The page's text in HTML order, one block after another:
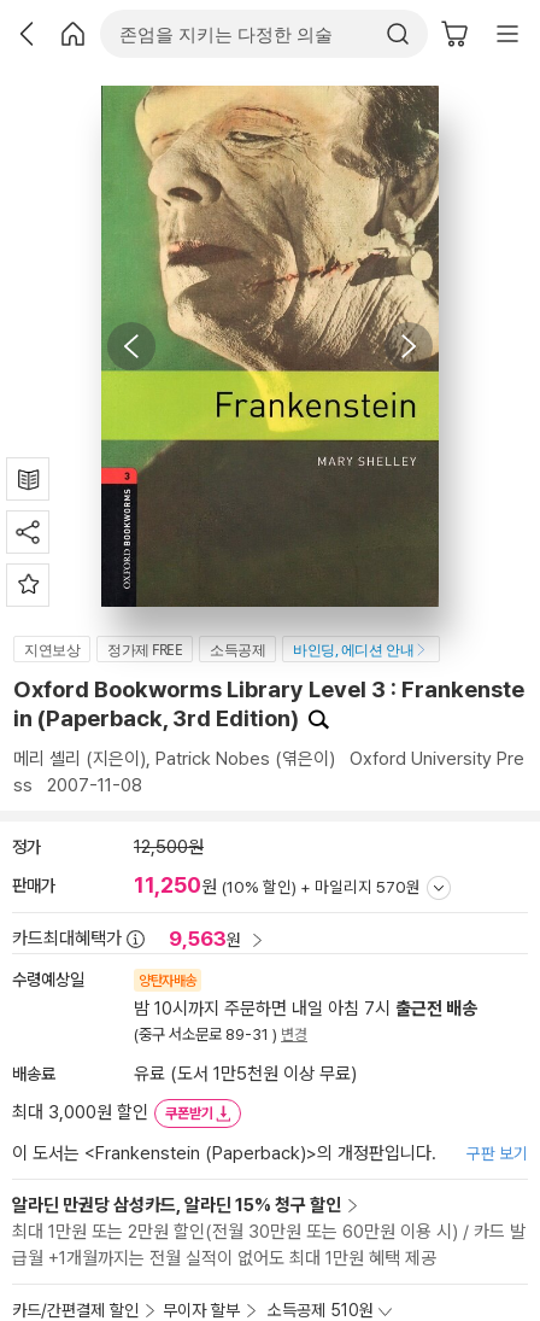
지연보상 정가제 FREE 소득공제 바인딩, 에디션 안내
Oxford Bookworms Library Level 3 : Frankenste
in (Paperback, 3rd Edition)
메리 셸리 (지은이), Patrick Nobes (엮은이) Oxford University Pre
ss 2007-11-08
정가 12,500원
판매가 11,250원 (10% 할인) + 마일리지 570원
카드최대혜택가 9,563원
수령예상일 양탄자배송
밤 10시까지 주문하면 내일 아침 7시 출근전 배송
(중구 서소문로 89-31 ) 변경
배송료
유료 (도서 1만5천원 이상 무료)
최대 3,000원 할인
쿠폰받기
이 도서는 <Frankenstein (Paperback)>의 개정판입니다. 구판 보기
알라딘 만권당 삼성카드, 알라딘 15% 청구 할인
최대 1만원 또는 2만원 할인(전월 30만원 또는 60만원 이용 시) / 카드 발
급월 +1개월까지는 전월 실적이 없어도 최대 1만원 혜택 제공
카드/간편결제 할인 무이자 할부 소득공제 510원